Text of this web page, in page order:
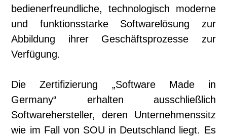
bedienerfreundliche, technologisch moderne
und funktionsstarke Softwarelösung zur
Abbildung ihrer Geschäftsprozesse zur
Verfügung.
Die Zertifizierung „Software Made in
Germany“ erhalten ausschließlich
Softwarehersteller, deren Unternehmenssitz
wie im Fall von SOU in Deutschland liegt. Es